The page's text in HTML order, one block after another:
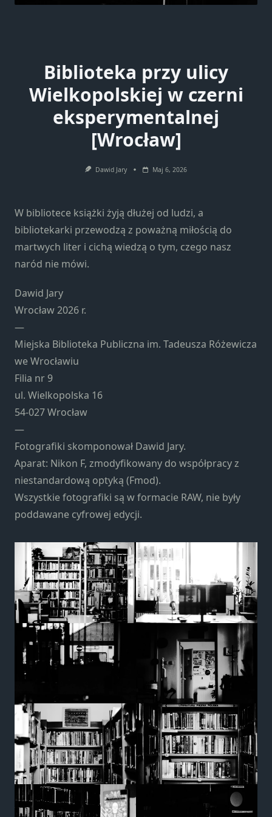
Biblioteka przy ulicy
Wielkopolskiej w czerni
eksperymentalnej
[Wrocław]
Dawid Jary Maj 6, 2026
W bibliotece książki żyją dłużej od ludzi, a
bibliotekarki przewodzą z poważną miłością do
martwych liter i cichą wiedzą o tym, czego nasz
naród nie mówi.
Dawid Jary
Wrocław 2026 r.
—
Miejska Biblioteka Publiczna im. Tadeusza Różewicza
we Wrocławiu
Filia nr 9
ul. Wielkopolska 16
54-027 Wrocław
—
Fotografiki skomponował Dawid Jary.
Aparat: Nikon F, zmodyfikowany do współpracy z
niestandardową optyką (Fmod).
Wszystkie fotografiki są w formacie RAW, nie były
poddawane cyfrowej edycji.
do
Abyśmy mogli
poprawić
funkcjonalność
i strukturę
strony
strona jest
używana.
Doświadczenie
Aby nasza
internetowa
działała jak
najlepiej
podczas
twojego
przejścia na nią.
Jeśli odrzucisz te
pliki cookie,
niektóre funkcje
znikną ze strony
internetowej.